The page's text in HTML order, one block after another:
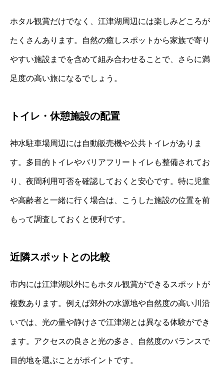
ホタル観賞だけでなく、江津湖周辺には楽しみどころが
たくさんあります。自然の癒しスポットから家族で寄り
やすい施設までを含めて組み合わせることで、さらに満
足度の高い旅になるでしょう。
トイレ・休憩施設の配置
神水駐車場周辺には自動販売機や公共トイレがありま
す。多目的トイレやバリアフリートイレも整備されてお
り、夜間利用可否を確認しておくと安心です。特に児童
や高齢者と一緒に行く場合は、こうした施設の位置を前
もって調査しておくと便利です。
近隣スポットとの比較
市内には江津湖以外にもホタル観賞ができるスポットが
複数あります。例えば郊外の水源地や自然度の高い川沿
いでは、光の量や静けさで江津湖とは異なる体験ができ
ます。アクセスの良さと光の多さ、自然度のバランスで
目的地を選ぶことがポイントです。